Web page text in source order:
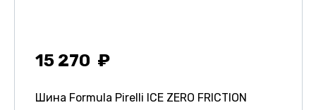
15 270
Шина Formula Pirelli ICE ZERO FRICTION